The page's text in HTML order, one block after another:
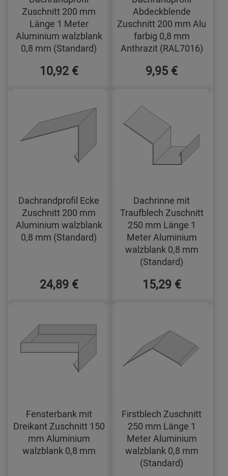
Zuschnitt 200 mm
Länge 1 Meter
Aluminium walzblank
0,8 mm (Standard)
10,92 €
Abdeckblende
Zuschnitt 200 mm Alu
farbig 0,8 mm
Anthrazit (RAL7016)
9,95 €
Dachrandprofil Ecke
Zuschnitt 200 mm
Aluminium walzblank
0,8 mm (Standard)
24,89 €
Dachrinne mit
Traufblech Zuschnitt
250 mm Länge 1
Meter Aluminium
walzblank 0,8 mm
(Standard)
15,29 €
Fensterbank mit
Dreikant Zuschnitt 150
mm Aluminium
walzblank 0,8 mm
Firstblech Zuschnitt
250 mm Länge 1
Meter Aluminium
walzblank 0,8 mm
(Standard)